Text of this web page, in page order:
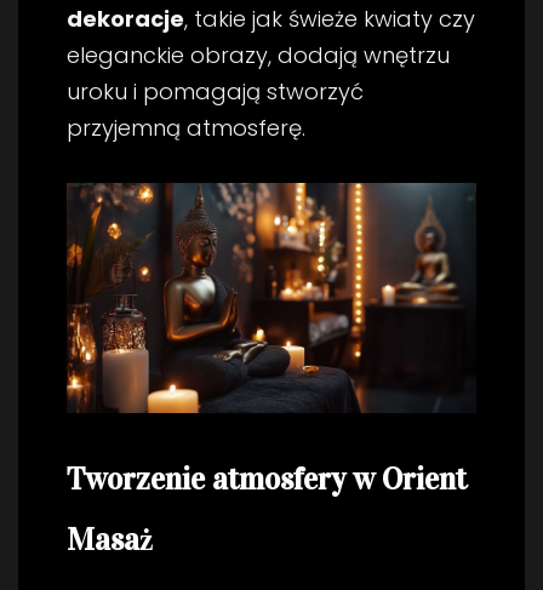
dekoracje, takie jak świeże kwiaty czy
eleganckie obrazy, dodają wnętrzu
uroku i pomagają stworzyć
przyjemną atmosferę.
Tworzenie atmosfery w Orient
Masaż